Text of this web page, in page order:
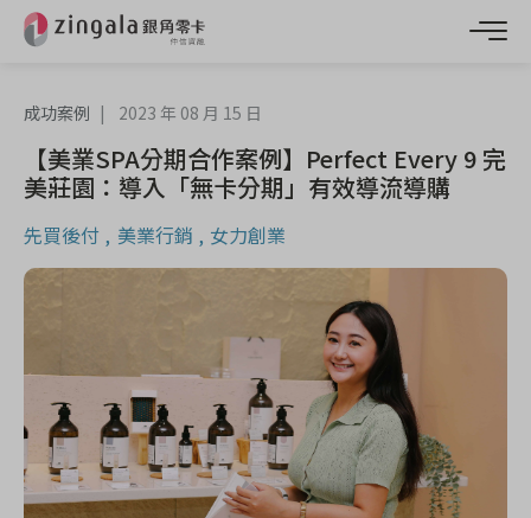
成功案例 2023 年 08 月 15 日
【美業SPA分期合作案例】Perfect Every 9 完
美莊園：導入「無卡分期」有效導流導購
先買後付 美業行銷 女力創業